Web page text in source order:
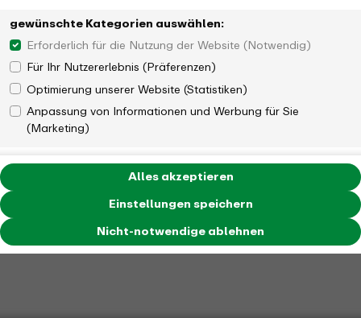
gewünschte Kategorien auswählen:
Erforderlich für die Nutzung der Website (Notwendig)
Für Ihr Nutzererlebnis (Präferenzen)
Optimierung unserer Website (Statistiken)
Anpassung von Informationen und Werbung für Sie
(Marketing)
Einstellungen speichern
Nicht-notwendige ablehnen
Alles akzeptieren